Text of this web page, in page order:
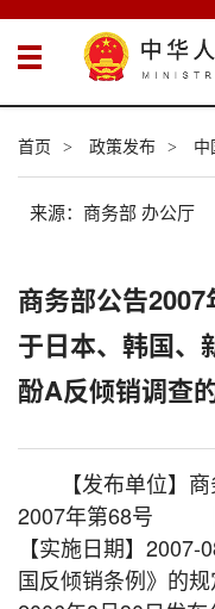
首页 > 政策发布 >
来源：商务部 办公厅
商务部公告
于日本、韩国、
酚A反倾销调查
【发布单位】
2007年第68号
【实施日期】
国反倾销条例》的